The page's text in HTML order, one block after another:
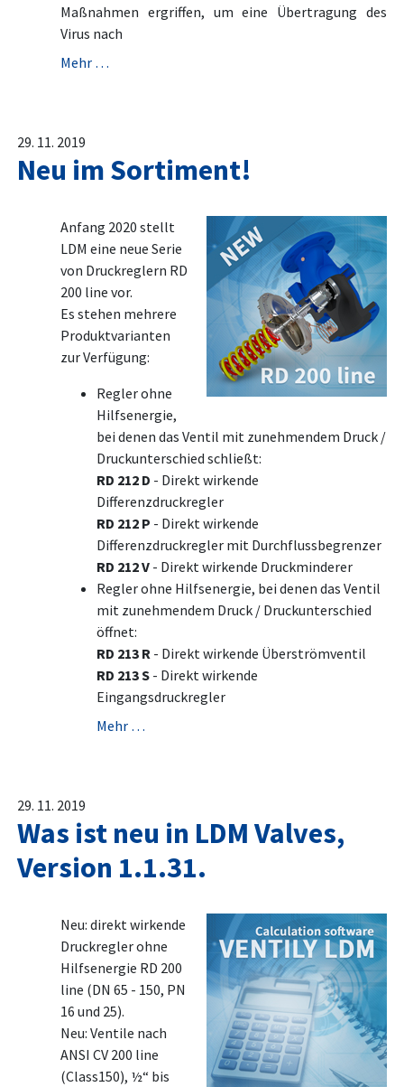
Maßnahmen ergriffen, um eine Übertragung des
Virus nach
Mehr …
29. 11. 2019
Neu im Sortiment!
Anfang 2020 stellt
LDM eine neue Serie
von Druckreglern RD
200 line vor.
Es stehen mehrere
Produktvarianten
zur Verfügung:
Regler ohne
Hilfsenergie,
bei denen das Ventil mit zunehmendem Druck /
Druckunterschied schließt:
RD 212 D - Direkt wirkende
Differenzdruckregler
RD 212 P - Direkt wirkende
Differenzdruckregler mit Durchflussbegrenzer
RD 212 V - Direkt wirkende Druckminderer
Regler ohne Hilfsenergie, bei denen das Ventil
mit zunehmendem Druck / Druckunterschied
öffnet:
RD 213 R - Direkt wirkende Überströmventil
RD 213 S - Direkt wirkende
Eingangsdruckregler
Mehr …
29. 11. 2019
Was ist neu in LDM Valves,
Version 1.1.31.
Neu: direkt wirkende
Druckregler ohne
Hilfsenergie RD 200
line (DN 65 - 150, PN
16 und 25).
Neu: Ventile nach
ANSI CV 200 line
(Class150), ½“ bis